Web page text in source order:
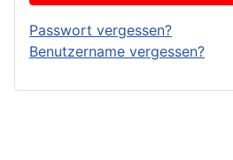
Passwort vergessen?
Benutzername vergessen?